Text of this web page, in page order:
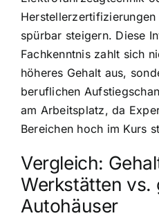
spürbar steigern. Diese
Fachkenntnis zahlt sich
höheres Gehalt aus,
beruflichen
am Arbeitsplatz, da
Bereichen hoch im Kurs
Vergleich:
Werkstätten vs.
Autohäuser